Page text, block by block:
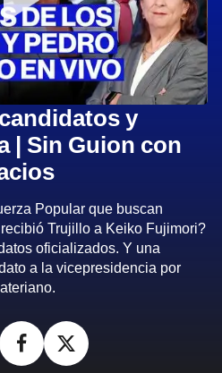
y
| Sin Guion con
Popular que buscan
Trujillo a Keiko Fujimori?
oficializados. Y una
a la vicepresidencia por